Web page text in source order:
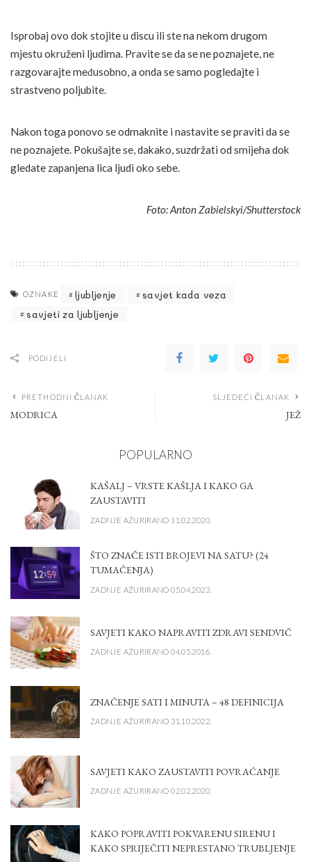
Isprobaj ovo dok stojite u discu ili ste na nekom drugom
mjestu okruženi ljudima. Pravite se da se ne poznajete, ne
razgovarajte međusobno, a onda se samo pogledajte i
strastveno poljubite.
Nakon toga ponovo se odmaknite i nastavite se praviti da se
ne poznajete. Pokušajte se, dakako, suzdržati od smijeha dok
gledate zapanjena lica ljudi oko sebe.
Foto: Anton Zabielskyi/Shutterstock
OZNAKE ljubljenje
savjet kada veza
savjeti za ljubljenje
PODIJELI
PRETHODNI ČLANAK
MODRICA
SLJEDEĆI ČLANAK
JEŽ
POPULARNO
KAŠALJ – VRSTE KAŠLJA I KAKO GA
ZAUSTAVITI
ZADNJE AŽURIRANO 11.02.2020.
ŠTO ZNAČE ISTI BROJEVI NA SATU? (24
TUMAČENJA)
ZADNJE AŽURIRANO 05.04.2023.
SAVJETI KAKO NAPRAVITI ZDRAVI SENDVIČ
ZADNJE AŽURIRANO 04.05.2016.
ZNAČENJE SATI I MINUTA – 48 DEFINICIJA
ZADNJE AŽURIRANO 31.10.2022.
SAVJETI KAKO ZAUSTAVITI POVRAĆANJE
ZADNJE AŽURIRANO 02.02.2020.
KAKO POPRAVITI POKVARENU SIRENU I
KAKO SPRIJEČITI NEPRESTANO TRUBLJENJE